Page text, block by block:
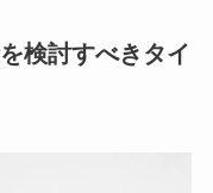
検討すべきタイ